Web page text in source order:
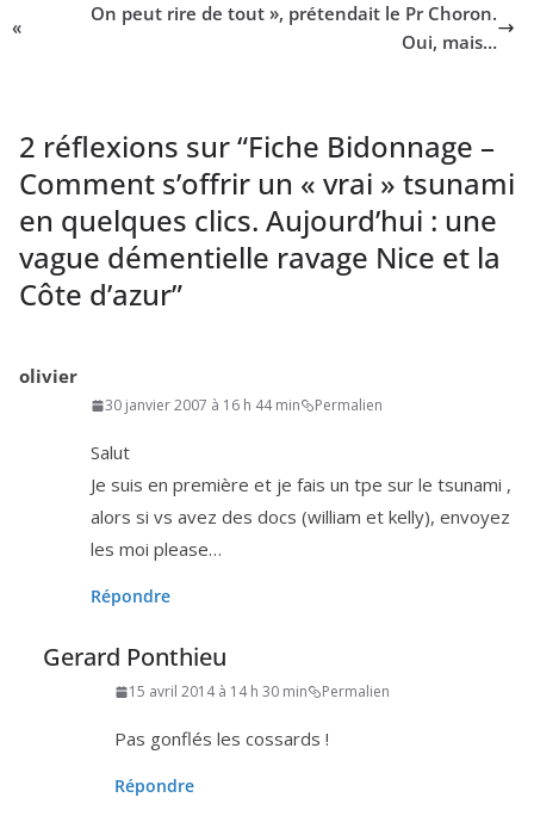
«
On peut rire de tout », prétendait le Pr Choron.
Oui, mais…
2 réflexions sur “Fiche Bidonnage –
Comment s’offrir un « vrai » tsunami
en quelques clics. Aujourd’hui : une
vague démentielle ravage Nice et la
Côte d’azur”
olivier
30 janvier 2007 à 16 h 44 min Permalien
Salut
Je suis en pre­mière et je fais un tpe sur le tsu­na­mi ,
alors si vs avez des docs (william et kel­ly), envoyez
les moi please…
Répondre
Gerard Ponthieu
15 avril 2014 à 14 h 30 min Permalien
Pas gon­flés les cossards !
Répondre